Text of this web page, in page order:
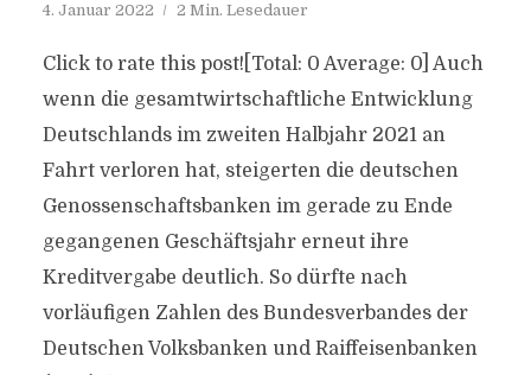
4. Januar 2022 2 Min. Lesedauer
Click to rate this post![Total: 0 Average: 0] Auch
wenn die gesamtwirtschaftliche Entwicklung
Deutschlands im zweiten Halbjahr 2021 an
Fahrt verloren hat, steigerten die deutschen
Genossenschaftsbanken im gerade zu Ende
gegangenen Geschäftsjahr erneut ihre
Kreditvergabe deutlich. So dürfte nach
vorläufigen Zahlen des Bundesverbandes der
Deutschen Volksbanken und Raiffeisenbanken